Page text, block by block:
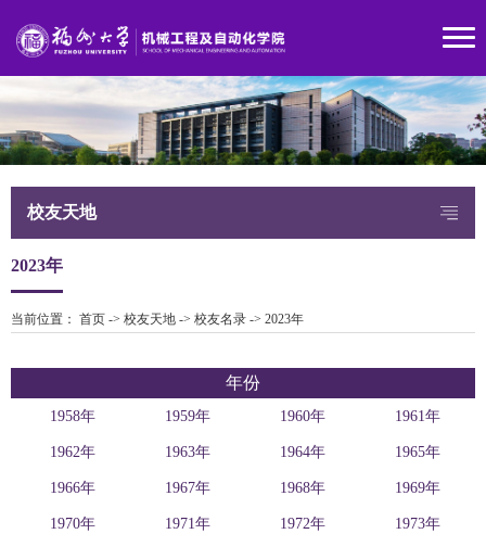
校友天地
2023年
当前位置： 首页 -> 校友天地 -> 校友名录 -> 2023年
年份
1958年 1959年 1960年 1961年
1962年 1963年 1964年 1965年
1966年 1967年 1968年 1969年
1970年 1971年 1972年 1973年